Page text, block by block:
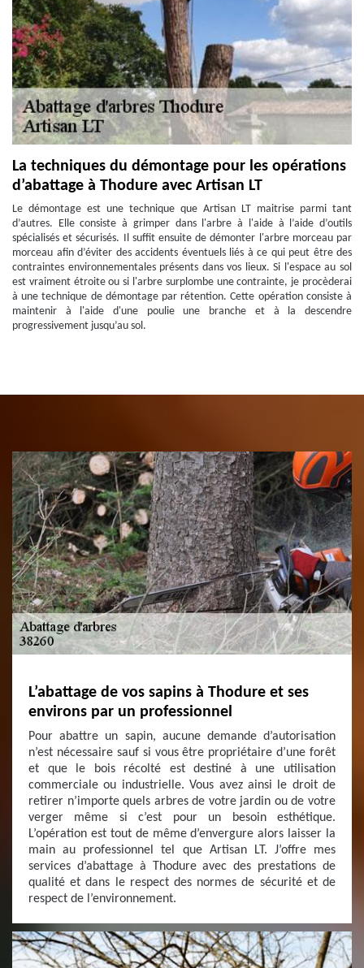
La techniques du démontage pour les opérations
d’abattage à Thodure avec Artisan LT
Le démontage est une technique que Artisan LT maitrise parmi tant
d’autres. Elle consiste à grimper dans l'arbre à l'aide à l’aide d’outils
spécialisés et sécurisés. Il suffit ensuite de démonter l'arbre morceau par
morceau afin d’éviter des accidents éventuels liés à ce qui peut être des
contraintes environnementales présents dans vos lieux. Si l'espace au sol
est vraiment étroite ou si l'arbre surplombe une contrainte, je procèderai
à une technique de démontage par rétention. Cette opération consiste à
maintenir à l'aide d'une poulie une branche et à la descendre
progressivement jusqu’au sol.
L’abattage de vos sapins à Thodure et ses
environs par un professionnel
Pour abattre un sapin, aucune demande d’autorisation
n’est nécessaire sauf si vous être propriétaire d’une forêt
et que le bois récolté est destiné à une utilisation
commerciale ou industrielle. Vous avez ainsi le droit de
retirer n’importe quels arbres de votre jardin ou de votre
verger même si c’est pour un besoin esthétique.
L’opération est tout de même d’envergure alors laisser la
main au professionnel tel que Artisan LT. J’offre mes
services d’abattage à Thodure avec des prestations de
qualité et dans le respect des normes de sécurité et de
respect de l’environnement.